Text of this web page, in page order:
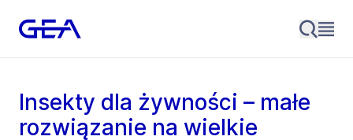
Insekty dla żywności – małe
rozwiązanie na wielkie